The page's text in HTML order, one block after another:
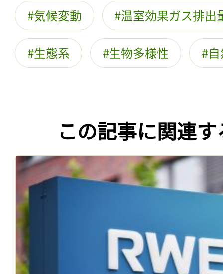
気候変動 温室効果ガス排出
生態系 生物多様性
この記事に関連